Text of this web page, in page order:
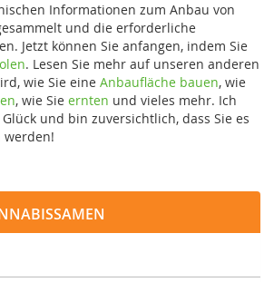
Informationen zum Anbau von
und die erforderliche
Jetzt können Sie anfangen, indem Sie
. Lesen Sie mehr auf unseren anderen
wie Sie eine Anbaufläche bauen, wie
, wie Sie ernten und vieles mehr. Ich
und bin zuversichtlich, dass Sie es
werden!